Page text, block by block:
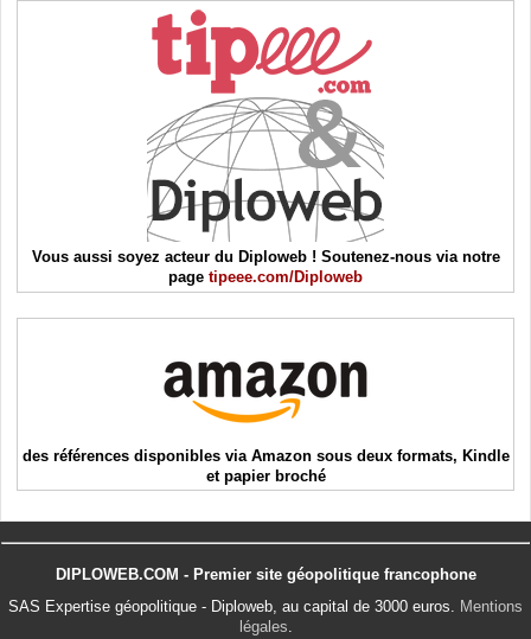
Vous aussi soyez acteur du Diploweb ! Soutenez-nous via notre
page tipeee.com/Diploweb
des références disponibles via Amazon sous deux formats, Kindle
et papier broché
DIPLOWEB.COM - Premier site géopolitique francophone
SAS Expertise géopolitique - Diploweb, au capital de 3000 euros. Mentions
légales.